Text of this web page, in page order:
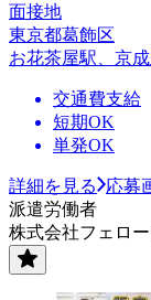
面接地
東京都葛飾区
お花茶屋駅、京
交通費支給
短期OK
単発OK
詳細を見る
応募
派遣労働者
株式会社フェロ